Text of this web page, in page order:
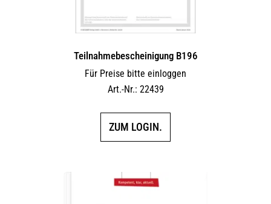
Teilnahmebescheinigung B196
Für Preise bitte einloggen
Art.-Nr.: 22439
ZUM LOGIN.